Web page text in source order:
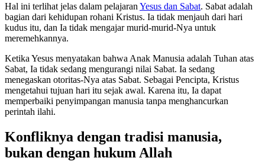
Hal ini terlihat jelas dalam pelajaran Yesus dan Sabat. Sabat adalah
bagian dari kehidupan rohani Kristus. Ia tidak menjauh dari hari
kudus itu, dan Ia tidak mengajar murid-murid-Nya untuk
meremehkannya.
Ketika Yesus menyatakan bahwa Anak Manusia adalah Tuhan atas
Sabat, Ia tidak sedang mengurangi nilai Sabat. Ia sedang
menegaskan otoritas-Nya atas Sabat. Sebagai Pencipta, Kristus
mengetahui tujuan hari itu sejak awal. Karena itu, Ia dapat
memperbaiki penyimpangan manusia tanpa menghancurkan
perintah ilahi.
Konfliknya dengan tradisi manusia,
bukan dengan hukum Allah